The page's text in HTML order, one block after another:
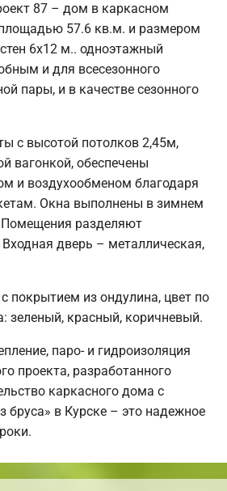
87 – дом в каркасном
57.6 кв.м. и размером
6х12 м.. одноэтажный
и для всесезонного
пары, и в качестве сезонного
с высотой потолков 2,45м,
вагонкой, обеспечены
и воздухообменом благодаря
Окна выполнены в зимнем
разделяют
дверь – металлическая,
покрытием из ондулина, цвет по
зеленый, красный, коричневый.
паро- и гидроизоляция
проекта, разработанного
каркасного дома с
бруса» в Курске – это надежное